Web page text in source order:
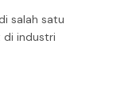
salah satu
di industri